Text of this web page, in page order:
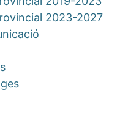
2023-2027